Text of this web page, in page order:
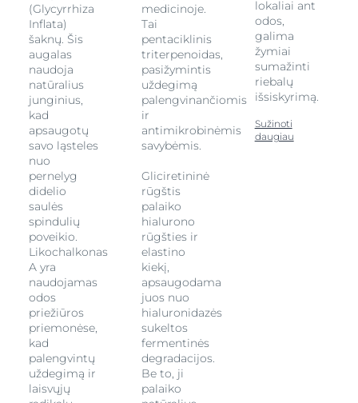
(Glycyrrhiza
Inflata)
šaknų. Šis
augalas
naudoja
natūralius
junginius,
kad
apsaugotų
savo ląsteles
nuo
pernelyg
didelio
saulės
spindulių
poveikio.
Likochalkonas
A yra
naudojamas
odos
priežiūros
priemonėse,
kad
palengvintų
uždegimą ir
laisvųjų
medicinoje.
Tai
pentaciklinis
triterpenoidas,
pasižymintis
uždegimą
palengvinančiomis
ir
antimikrobinėmis
savybėmis.
Gliciretininė
rūgštis
palaiko
hialurono
rūgšties ir
elastino
kiekį,
apsaugodama
juos nuo
hialuronidazės
sukeltos
fermentinės
degradacijos.
Be to, ji
palaiko
lokaliai ant
odos,
galima
žymiai
sumažinti
riebalų
išsiskyrimą.
Sužinoti
daugiau